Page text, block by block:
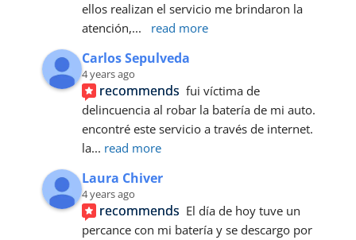
ellos realizan el servicio me brindaron la
atención,... read more
Carlos Sepulveda
4 years ago
recommends fui víctima de
delincuencia al robar la batería de mi auto.
encontré este servicio a través de internet.
la... read more
Laura Chiver
4 years ago
recommends El día de hoy tuve un
percance con mi batería y se descargo por